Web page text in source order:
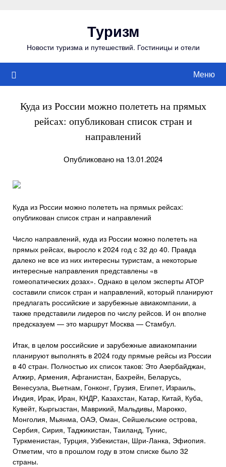
Туризм
Новости туризма и путешествий. Гостиницы и отели
Меню
Куда из России можно полететь на прямых
рейсах: опубликован список стран и
направлений
Опубликовано на 13.01.2024
Куда из России можно полететь на прямых рейсах:
опубликован список стран и направлений
Число направлений, куда из России можно полететь на
прямых рейсах, выросло к 2024 год с 32 до 40. Правда
далеко не все из них интересны туристам, а некоторые
интересные направления представлены «в
гомеопатических дозах». Однако в целом эксперты АТОР
составили список стран и направлений, который планируют
предлагать российские и зарубежные авиакомпании, а
также представили лидеров по числу рейсов. И он вполне
предсказуем — это маршрут Москва — Стамбул.
Итак, в целом российские и зарубежные авиакомпании
планируют выполнять в 2024 году прямые рейсы из России
в 40 стран. Полностью их список таков: Это Азербайджан,
Алжир, Армения, Афганистан, Бахрейн, Беларусь,
Венесуэла, Вьетнам, Гонконг, Грузия, Египет, Израиль,
Индия, Ирак, Иран, КНДР, Казахстан, Катар, Китай, Куба,
Кувейт, Кыргызстан, Маврикий, Мальдивы, Марокко,
Монголия, Мьянма, ОАЭ, Оман, Сейшельские острова,
Сербия, Сирия, Таджикистан, Таиланд, Тунис,
Туркменистан, Турция, Узбекистан, Шри-Ланка, Эфиопия.
Отметим, что в прошлом году в этом списке было 32
страны.